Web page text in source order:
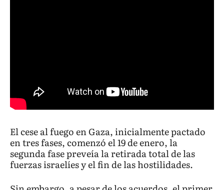
El cese al fuego en Gaza, inicialmente pactado
en tres fases, comenzó el 19 de enero, la
segunda fase preveía la retirada total de las
fuerzas israelíes y el fin de las hostilidades.